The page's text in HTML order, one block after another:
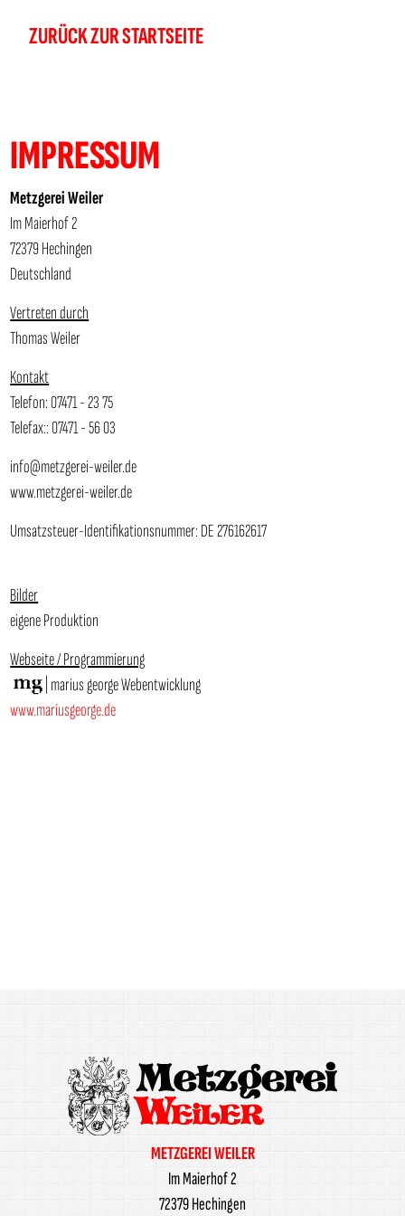
ZURÜCK ZUR STARTSEITE
IMPRESSUM
Metzgerei Weiler
Im Maierhof 2
72379 Hechingen
Deutschland
Vertreten durch
Thomas Weiler
Kontakt
Telefon: 07471 - 23 75
Telefax:: 07471 - 56 03
info@metzgerei-weiler.de
www.metzgerei-weiler.de
Umsatzsteuer-Identifikationsnummer: DE 276162617
Bilder
eigene Produktion
Webseite / Programmierung
| marius george Webentwicklung
www.mariusgeorge.de
METZGEREI WEILER
Im Maierhof 2
72379 Hechingen